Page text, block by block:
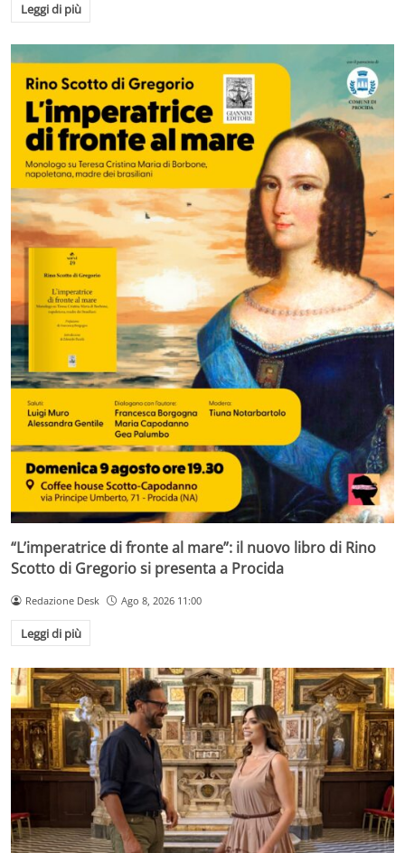
Leggi di più
“L’imperatrice di fronte al mare”: il nuovo libro di Rino
Scotto di Gregorio si presenta a Procida
Redazione Desk Ago 8, 2026 11:00
Leggi di più